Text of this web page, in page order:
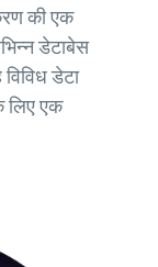
की एक
डेटाबेस
डेटा
लिए एक